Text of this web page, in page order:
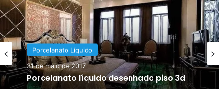
LiquidPiso
Porcelanato Líquido
10 de março de 2018
Piso Imitando Madeira!